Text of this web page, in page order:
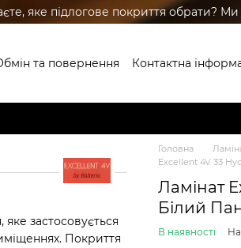
яке підлогове покриття обрати?
та повернення Контактна
яке застосовується
Покриття
Головна
Excellent 4V 33
Ламінат
Білий
В наявності